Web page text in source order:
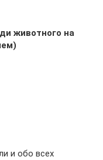
животного на
и обо всех